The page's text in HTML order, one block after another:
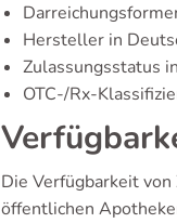
Hersteller in
Zulassungsstatus
OTC-/Rx-
Die Verfügbarkeit
öffentlichen